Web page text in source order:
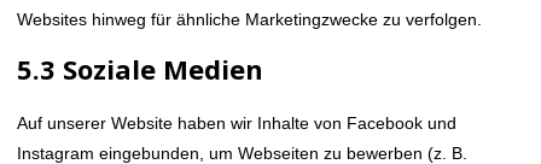
Websites hinweg für ähnliche Marketingzwecke zu verfolgen.
5.3 Soziale Medien
Auf unserer Website haben wir Inhalte von Facebook und
Instagram eingebunden, um Webseiten zu bewerben (z. B.